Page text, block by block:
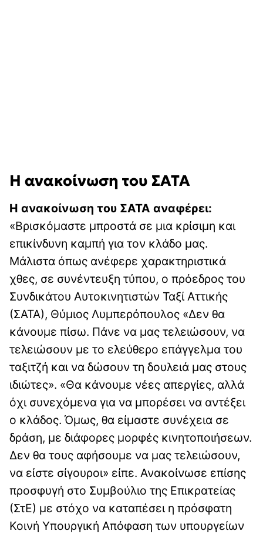
Η ανακοίνωση του ΣΑΤΑ
Η ανακοίνωση του ΣΑΤΑ αναφέρει:
«Bρισκόμαστε μπροστά σε μια κρίσιμη και
επικίνδυνη καμπή για τον κλάδο μας.
Μάλιστα όπως ανέφερε χαρακτηριστικά
χθες, σε συνέντευξη τύπου, ο πρόεδρος του
Συνδικάτου Αυτοκινητιστών Ταξί Αττικής
(ΣΑΤΑ), Θύμιος Λυμπερόπουλος «Δεν θα
κάνουμε πίσω. Πάνε να μας τελειώσουν, να
τελειώσουν με το ελεύθερο επάγγελμα του
ταξιτζή και να δώσουν τη δουλειά μας στους
ιδιώτες». «Θα κάνουμε νέες απεργίες, αλλά
όχι συνεχόμενα για να μπορέσει να αντέξει
ο κλάδος. Όμως, θα είμαστε συνέχεια σε
δράση, με διάφορες μορφές κινητοποιήσεων.
Δεν θα τους αφήσουμε να μας τελειώσουν,
να είστε σίγουροι» είπε. Ανακοίνωσε επίσης
προσφυγή στο Συμβούλιο της Επικρατείας
(ΣτΕ) με στόχο να καταπέσει η πρόσφατη
Κοινή Υπουργική Απόφαση των υπουργείων